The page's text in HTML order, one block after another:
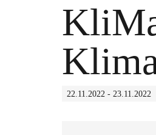
22.11.2022 - 23.11.2022